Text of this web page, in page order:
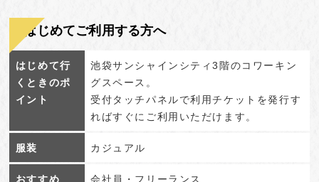
はじめてご利用する方へ
はじめて行
くときのポ
イント
池袋サンシャインシティ3階のコワーキン
グスペース。
受付タッチパネルで利用チケットを発行す
ればすぐにご利用いただけます。
服装 カジュアル
おすすめ
会社員・フリーランス